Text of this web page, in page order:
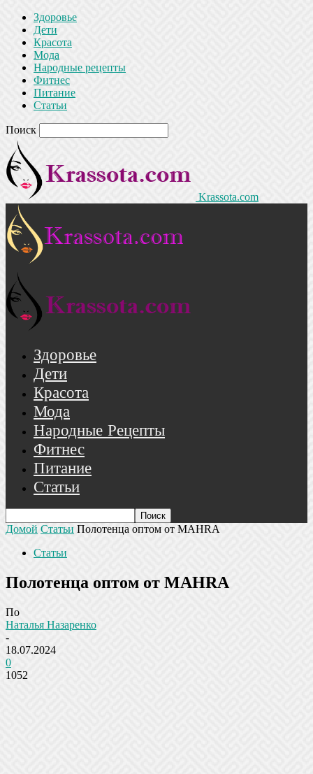
Здоровье
Дети
Красота
Мода
Народные рецепты
Фитнес
Питание
Статьи
Поиск
Krassota.com
Здоровье
Дети
Красота
Мода
Народные Рецепты
Фитнес
Питание
Статьи
Домой Статьи Полотенца оптом от MAHRA
Статьи
Полотенца оптом от MAHRA
По
Наталья Назаренко
-
18.07.2024
0
1052